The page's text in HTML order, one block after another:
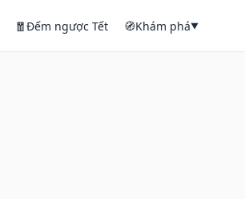
🧧Đếm ngược Tết 🧭Khám phá▼